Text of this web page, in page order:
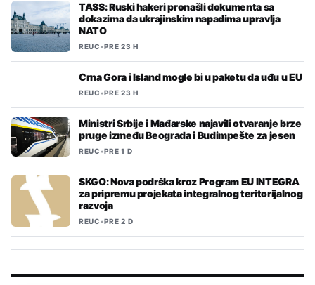
TASS: Ruski hakeri pronašli dokumenta sa
dokazima da ukrajinskim napadima upravlja
NATO
REUC•PRE 23 H
Crna Gora i Island mogle bi u paketu da uđu u EU
REUC•PRE 23 H
Ministri Srbije i Mađarske najavili otvaranje brze
pruge između Beograda i Budimpešte za jesen
REUC•PRE 1 D
SKGO: Nova podrška kroz Program EU INTEGRA
za pripremu projekata integralnog teritorijalnog
razvoja
REUC•PRE 2 D